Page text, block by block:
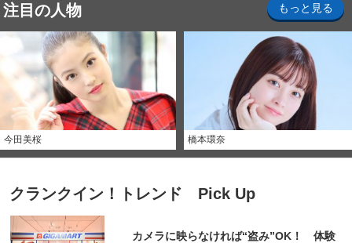
注目の人物 もっと見る
今田美桜 橋本環奈
クランクイン！トレンド Pick Up
カメラに映らなければ“盗み”OK！ 体験